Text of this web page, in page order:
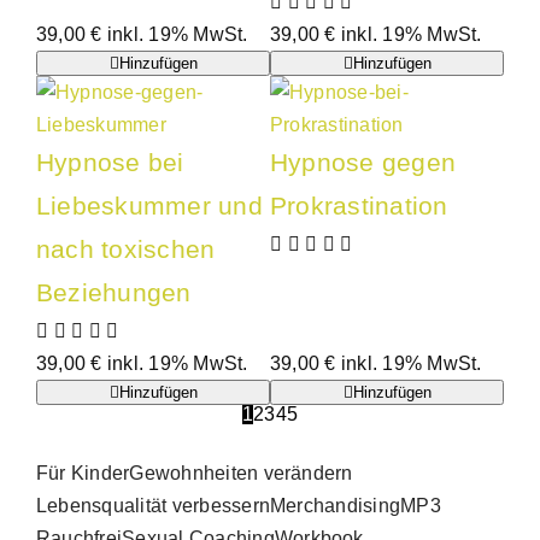
39,00€ inkl. 19% MwSt.
Hinzufügen
39,00€ inkl. 19% MwSt.
Hinzufügen
Hypnose bei
Liebeskummer und
nach toxischen
Beziehungen
39,00€ inkl. 19% MwSt.
Hinzufügen
Hypnose gegen
Prokrastination
39,00€ inkl. 19% MwSt.
Hinzufügen
12345
Für KinderGewohnheiten verändern
Lebensqualität verbessernMerchandisingMP3